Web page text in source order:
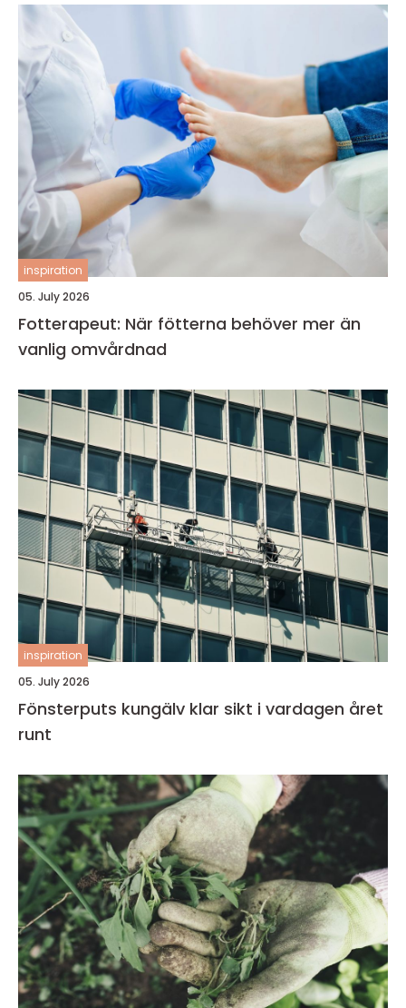
inspiration
05. July 2026
Fotterapeut: När fötterna behöver mer än
vanlig omvårdnad
inspiration
05. July 2026
Fönsterputs kungälv klar sikt i vardagen året
runt